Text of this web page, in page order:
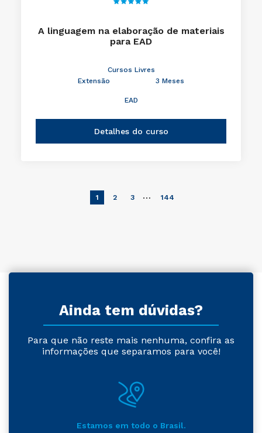
A linguagem na elaboração de materiais
para EAD
Cursos Livres
Extensão
3 Meses
EAD
Detalhes do curso
1 2 3 … 144
Ainda tem dúvidas?
Para que não reste mais nenhuma, confira as
informações que separamos para você!
Estamos em todo o Brasil.